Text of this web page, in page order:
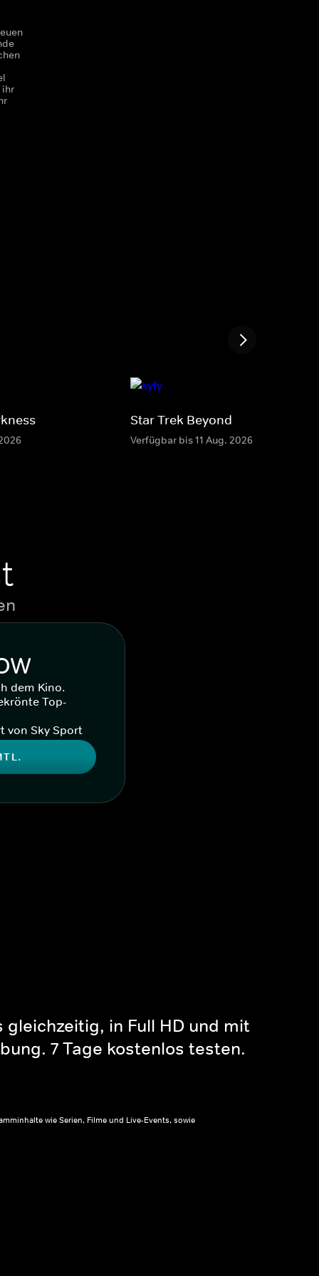
ihr
Star Trek Beyond
Verfügbar bis 11 Aug. 2026
dem Kino.
Top-
von Sky Sport
in Full HD und mit
7 Tage kostenlos testen.
wie Serien, Filme und Live-Events, sowie